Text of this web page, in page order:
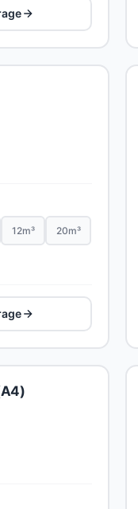
12m³ 20m³